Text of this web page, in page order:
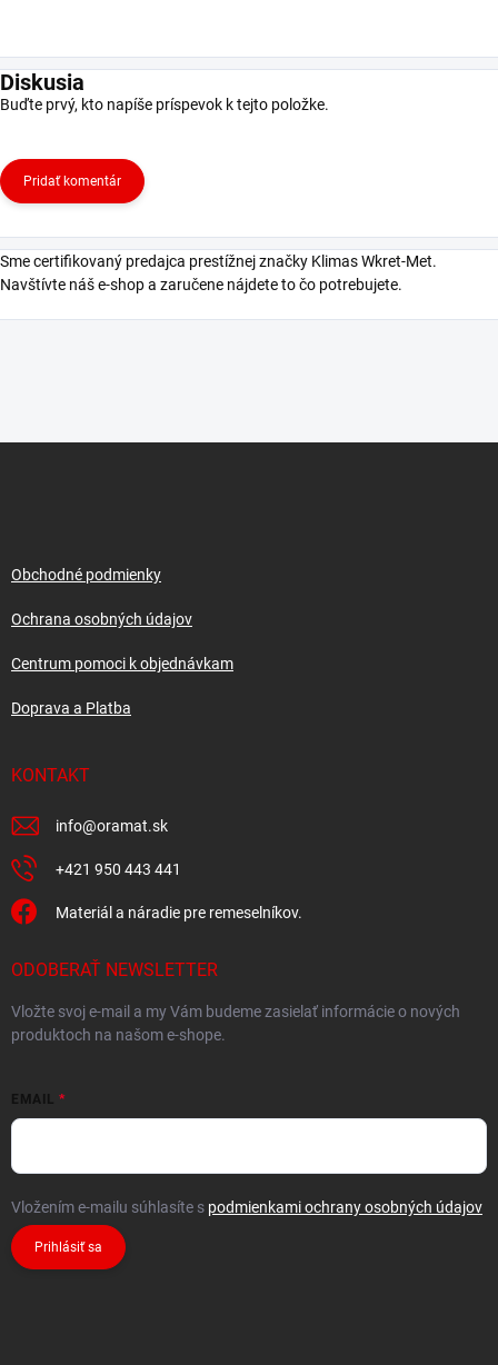
Diskusia
Buďte prvý, kto napíše príspevok k tejto položke.
Pridať komentár
Sme certifikovaný predajca prestížnej značky Klimas Wkret-Met.
Navštívte náš e-shop a zaručene nájdete to čo potrebujete.
Obchodné podmienky
Ochrana osobných údajov
Centrum pomoci k objednávkam
Doprava a Platba
KONTAKT
info@oramat.sk
+421 950 443 441
Materiál a náradie pre remeselníkov.
ODOBERAŤ NEWSLETTER
Vložte svoj e-mail a my Vám budeme zasielať informácie o nových
produktoch na našom e-shope.
EMAIL
Vložením e-mailu súhlasíte s podmienkami ochrany osobných údajov
Prihlásiť sa